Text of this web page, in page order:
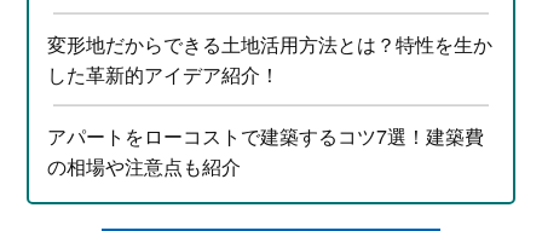
変形地だからできる土地活用方法とは？特性を生か
した革新的アイデア紹介！
アパートをローコストで建築するコツ7選！建築費
の相場や注意点も紹介